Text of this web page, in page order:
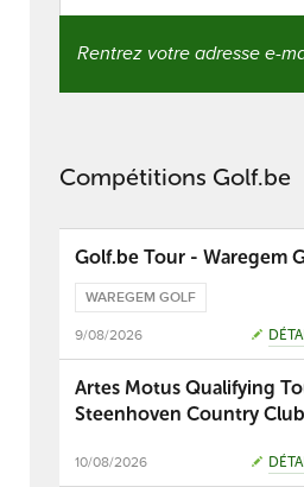
Compétitions Golf.be
Golf.be Tour - Waregem
WAREGEM GOLF
9/08/2026
Artes Motus Qualifying
Steenhoven Country Club
10/08/2026